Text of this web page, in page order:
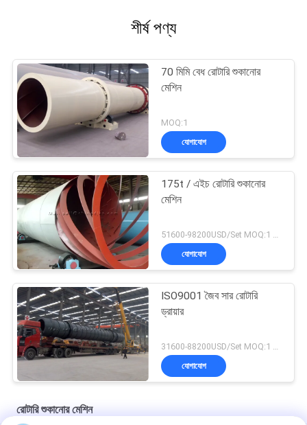
শীর্ষ পণ্য
70 মিমি বেধ রোটারি শুকানোর
মেশিন
MOQ:1
যোগাযোগ
175t / এইচ রোটারি শুকানোর
মেশিন
যোগাযোগ
ISO9001 জৈব সার রোটারি
ড্রায়ার
যোগাযোগ
রোটারি শুকানোর মেশিন